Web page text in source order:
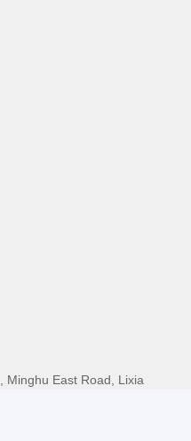
Minghu East Road, Lixia